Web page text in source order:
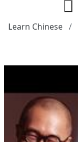
Learn Chinese